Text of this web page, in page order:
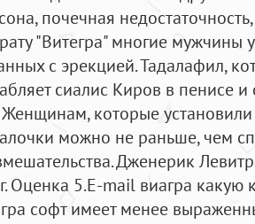
почечная
"Витегра" многие мужчины
с эрекцией. Тадалафил,
сиалис Киров в пенисе
которые установили
можно не раньше, чем
Дженерик
Оценка 5.E-mail виагра какую
софт имеет менее